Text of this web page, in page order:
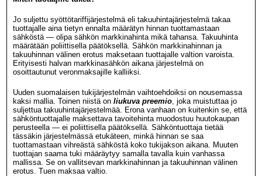
Jo suljettu syöttötariffijärjestelmä eli takuuhintajärjestelmä takaa
tuottajalle aina tietyn ennalta määrätyn hinnan tuottamastaan
sähköstä — olipa sähkön markkinahinta mikä tahansa. Takuuhinta
määrätään poliittisella päätöksellä. Sähkön markkinahinnan ja
takuuhinnan välinen erotus maksetaan tuottajalle valtion varoista.
Erityisesti halvan markkinasähkön aikana järjestelmä on
osoittautunut veronmaksajille kalliiksi.
Uuden suomalaisen tukijärjestelmän vaihtoehdoiksi on nousemassa
kaksi mallia. Toinen niistä onliukuva preemio , joka muistuttaa jo
suljettua takuuhintajärjestelmää. Erona vanhaan on kuitenkin se, että
sähköntuottajalle maksettava tavoitehinta muodostuu huutokaupan
perusteella — ei poliittisella päätöksellä. Sähköntuottaja tietää
tässäkin järjestelmässä etukäteen, minkä hinnan se saa
tuottamastaan vihreästä sähköstä koko tukijakson aikana. Muuten
tuottajan saama tuki määräytyy samalla tavalla kuin vanhassa
mallissa. Se on vallitsevan markkinahinnan ja takuuhinnan välinen
erotus. Tuen maksaa valtio.